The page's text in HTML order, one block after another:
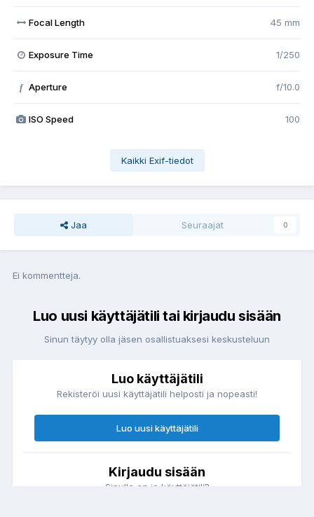
Focal Length 45 mm
Exposure Time 1/250
f Aperture f/10.0
ISO Speed 100
Kaikki Exif-tiedot
Jaa Seuraajat 0
Ei kommentteja.
Luo uusi käyttäjätili tai kirjaudu sisään
Sinun täytyy olla jäsen osallistuaksesi keskusteluun
Luo käyttäjätili
Rekisteröi uusi käyttäjätili helposti ja nopeasti!
Luo uusi käyttäjätili
Kirjaudu sisään
Sinulla on jo käyttäjätili?